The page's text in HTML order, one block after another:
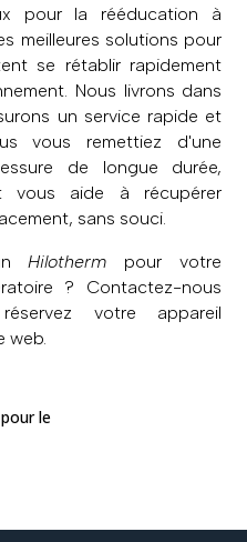
pour la rééducation à
meilleures solutions pour
se rétablir rapidement
Nous livrons dans
un service rapide et
vous remettiez d'une
de longue durée,
aide à récupérer
sans souci.
Hilotherm pour votre
? Contactez-nous
votre appareil
web.